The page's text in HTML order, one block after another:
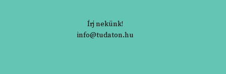
Írj nekünk!
info@tudaton.hu